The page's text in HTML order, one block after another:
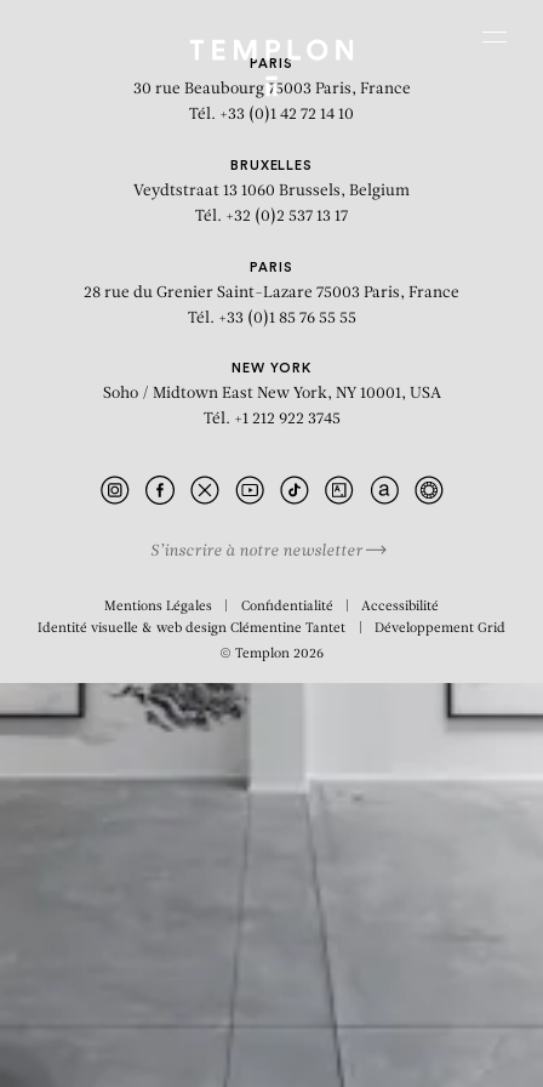
PARIS
30 rue Beaubourg 75003 Paris, France
Tél. +33 (0)1 42 72 14 10
BRUXELLES
Veydtstraat 13 1060 Brussels, Belgium
Tél. +32 (0)2 537 13 17
PARIS
28 rue du Grenier Saint-Lazare 75003 Paris, France
Tél. +33 (0)1 85 76 55 55
NEW YORK
Soho / Midtown East New York, NY 10001, USA
Tél. +1 212 922 3745
S’inscrire à notre newsletter
Mentions Légales Confidentialité
Accessibilité
Identité visuelle & web designClémentine Tantet Développement Grid
© Templon 2026